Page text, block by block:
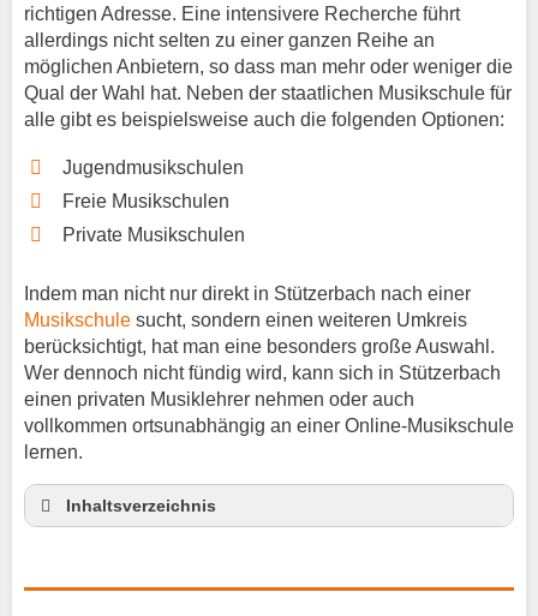
richtigen Adresse. Eine intensivere Recherche führt
allerdings nicht selten zu einer ganzen Reihe an
möglichen Anbietern, so dass man mehr oder weniger die
Qual der Wahl hat. Neben der staatlichen Musikschule für
alle gibt es beispielsweise auch die folgenden Optionen:
Jugendmusikschulen
Freie Musikschulen
Private Musikschulen
Indem man nicht nur direkt in Stützerbach nach einer
Musikschule sucht, sondern einen weiteren Umkreis
berücksichtigt, hat man eine besonders große Auswahl.
Wer dennoch nicht fündig wird, kann sich in Stützerbach
einen privaten Musiklehrer nehmen oder auch
vollkommen ortsunabhängig an einer Online-Musikschule
lernen.
Inhaltsverzeichnis